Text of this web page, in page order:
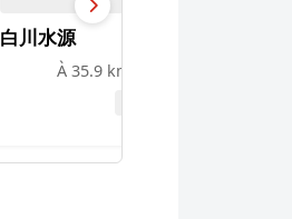
白川水源
À 35.9 km de la propriété